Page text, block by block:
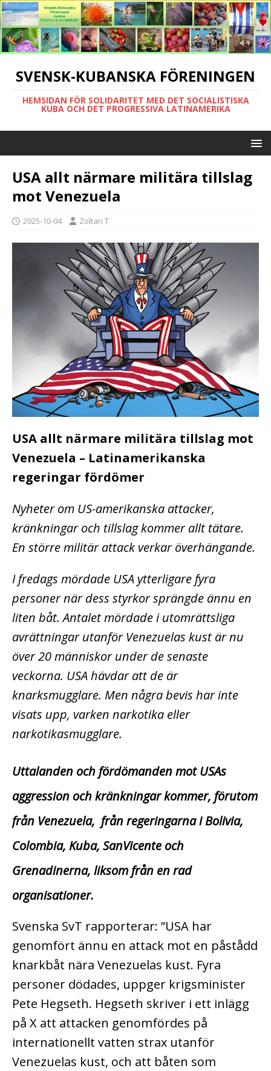
SVENSK-KUBANSKA FÖRENINGEN
HEMSIDAN FÖR SOLIDARITET MED DET SOCIALISTISKA
KUBA OCH DET PROGRESSIVA LATINAMERIKA
USA allt närmare militära tillslag
mot Venezuela
2025-10-04 Zoltan T
USA allt närmare militära tillslag mot
Venezuela – Latinamerikanska
regeringar fördömer
Nyheter om US-amerikanska attacker,
kränkningar och tillslag kommer allt tätare.
En större militär attack verkar överhängande.
I fredags mördade USA ytterligare fyra
personer när dess styrkor sprängde ännu en
liten båt. Antalet mördade i utomrättsliga
avrättningar utanför Venezuelas kust är nu
över 20 människor under de senaste
veckorna. USA hävdar att de är
knarksmugglare. Men några bevis har inte
visats upp, varken narkotika eller
narkotikasmugglare.
Uttalanden och fördömanden mot USAs
aggression och kränkningar kommer, förutom
från Venezuela, från regeringarna i Bolivia,
Colombia, Kuba, SanVicente och
Grenadinerna, liksom från en rad
organisationer.
Svenska SvT rapporterar: ”USA har
genomfört ännu en attack mot en påstådd
knarkbåt nära Venezuelas kust. Fyra
personer dödades, uppger krigsminister
Pete Hegseth. Hegseth skriver i ett inlägg
på X att attacken genomfördes på
internationellt vatten strax utanför
Venezuelas kust, och att båten som